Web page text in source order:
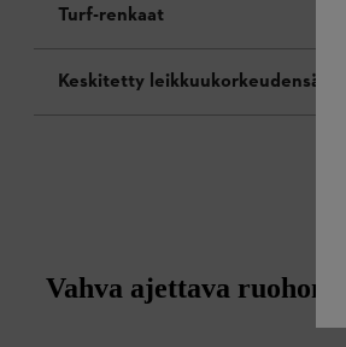
Turf-renkaat
Keskitetty leikkuukorkeudensäätö
Vahva ajettava